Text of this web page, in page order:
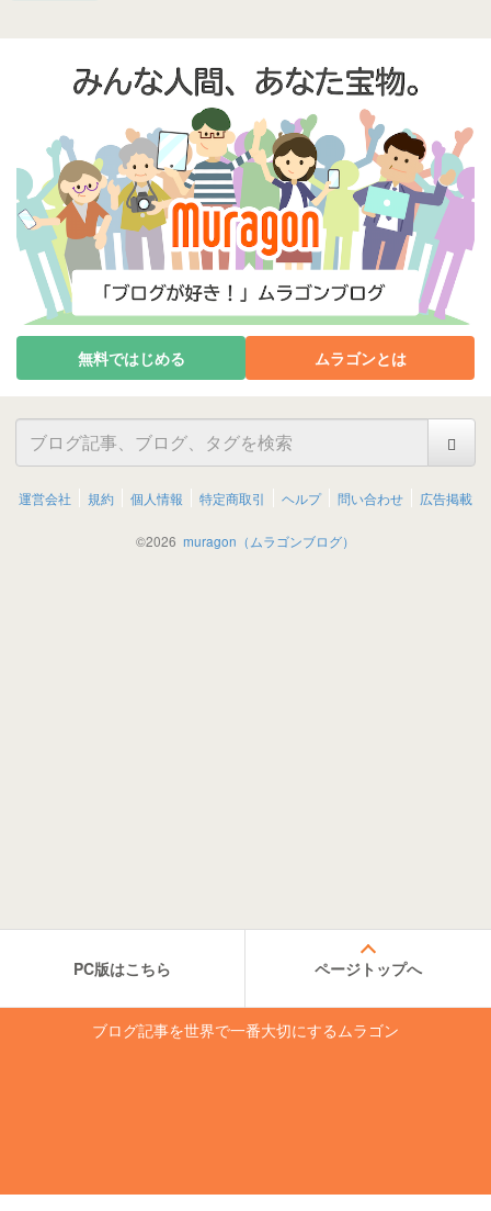
無料ではじめる ムラゴンとは
運営会社 規約 個人情報 特定商取引 ヘルプ 問い合わせ 広告掲載
©2026 muragon（ムラゴンブログ）
PC版はこちら ページトップへ
ブログ記事を世界で一番大切にするムラゴン